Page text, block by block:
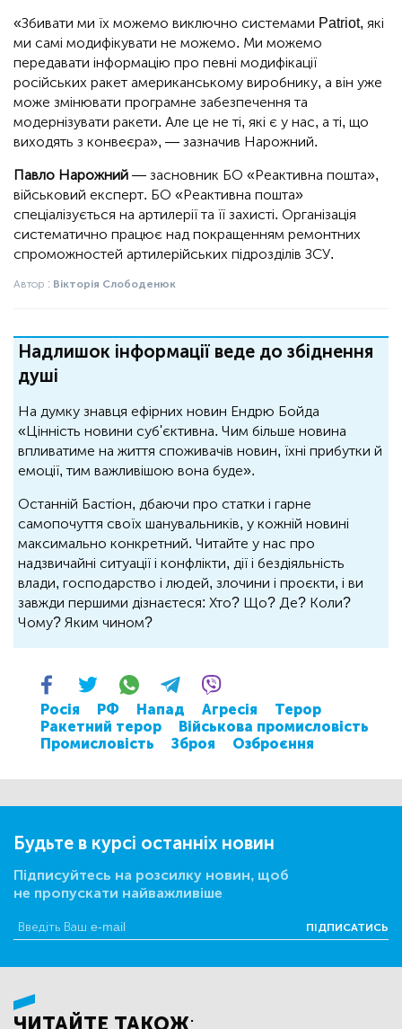
«Збивати ми їх можемо виключно системами Patriot, які
ми самі модифікувати не можемо. Ми можемо
передавати інформацію про певні модифікації
російських ракет американському виробнику, а він уже
може змінювати програмне забезпечення та
модернізувати ракети. Але це не ті, які є у нас, а ті, що
виходять з конвеєра», — зазначив Нарожний.
Павло Нарожний — засновник БО «Реактивна пошта»,
військовий експерт. БО «Реактивна пошта»
спеціалізується на артилерії та її захисті. Організація
систематично працює над покращенням ремонтних
спроможностей артилерійських підрозділів ЗСУ.
Автор : Вікторія Слободенюк
Надлишок інформації веде до збіднення
душі
На думку знавця ефірних новин Ендрю Бойда
«Цінність новини суб'єктивна. Чим більше новина
впливатиме на життя споживачів новин, їхні прибутки й
емоції, тим важливішою вона буде».
Останній Бастіон, дбаючи про статки і гарне
самопочуття своїх шанувальників, у кожній новині
максимально конкретний. Читайте у нас про
надзвичайні ситуації і конфлікти, дії і бездіяльність
влади, господарство і людей, злочини і проєкти, і ви
завжди першими дізнаєтеся: Хто? Що? Де? Коли?
Чому? Яким чином?
Росія РФ Напад Агресія
Терор
Ракетний терор
Військова промисловість
Промисловість
Зброя Озброєння
Будьте в курсі останніх новин
Підписуйтесь на розсилку новин, щоб
не пропускати найважливіше
ПІДПИСАТИСЬ
ЧИТАЙТЕ ТАКОЖ: